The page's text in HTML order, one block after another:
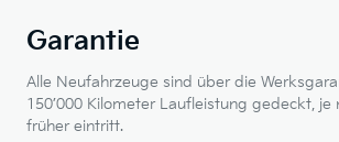
Garantie
Alle Neufahrzeuge sind über die
150’000 Kilometer Laufleistung gedeckt, je
früher eintritt.